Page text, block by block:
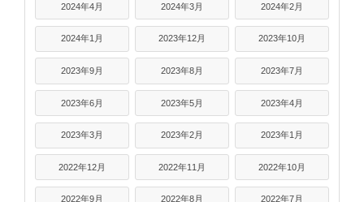
2024年4月 2024年3月 2024年2月
2024年1月 2023年12月 2023年10月
2023年9月 2023年8月 2023年7月
2023年6月 2023年5月 2023年4月
2023年3月 2023年2月 2023年1月
2022年12月 2022年11月 2022年10月
2022年9月 2022年8月 2022年7月